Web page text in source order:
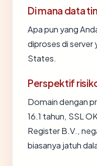
Di mana data
Apa pun yang
diproses di server
States.
Perspektif
Domain dengan
16.1 tahun, SSL
Register B.V.,
biasanya jatuh